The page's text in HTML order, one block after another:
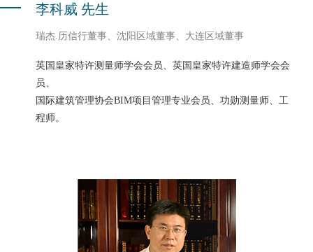
李科威 先生
瑞杰.历信行董事、沈阳区域董事、大连区域董事
英国皇家特许测量师学会会员、英国皇家特许建造师学会会
员、
国际建筑管理协会BIM项目管理专业会员、功勋测量师、工
程师。